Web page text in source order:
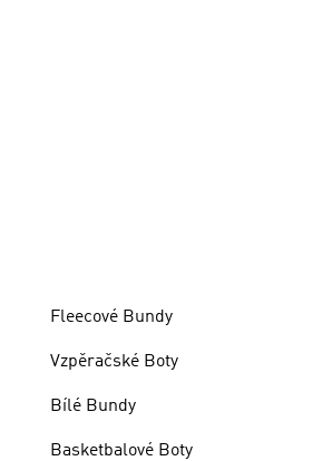
Fleecové Bundy
Vzpěračské Boty
Bílé Bundy
Basketbalové Boty